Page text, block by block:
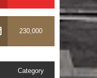
230,000
Category